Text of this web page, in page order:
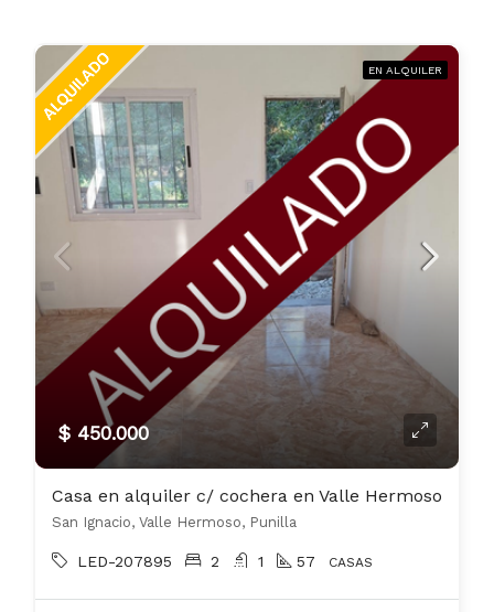
EN ALQUILER
$ 450.000
Casa en alquiler c/ cochera en Valle Hermoso
San Ignacio, Valle Hermoso, Punilla
LED-207895 2 1 57 CASAS